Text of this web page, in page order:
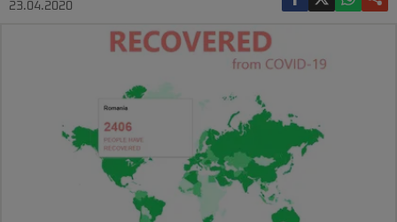
23.04.2020